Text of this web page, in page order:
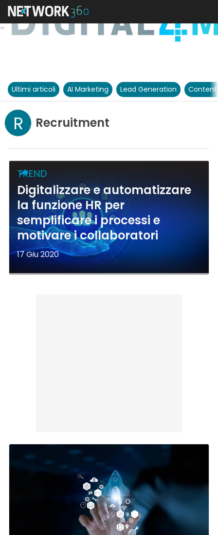
Ultimi articoli AI Marketing Lead Generation
R Recruitment
TREND
Digitalizzare e automatizzare
la funzione HR per
semplificare i processi e
motivare i collaboratori
17 Giu 2020